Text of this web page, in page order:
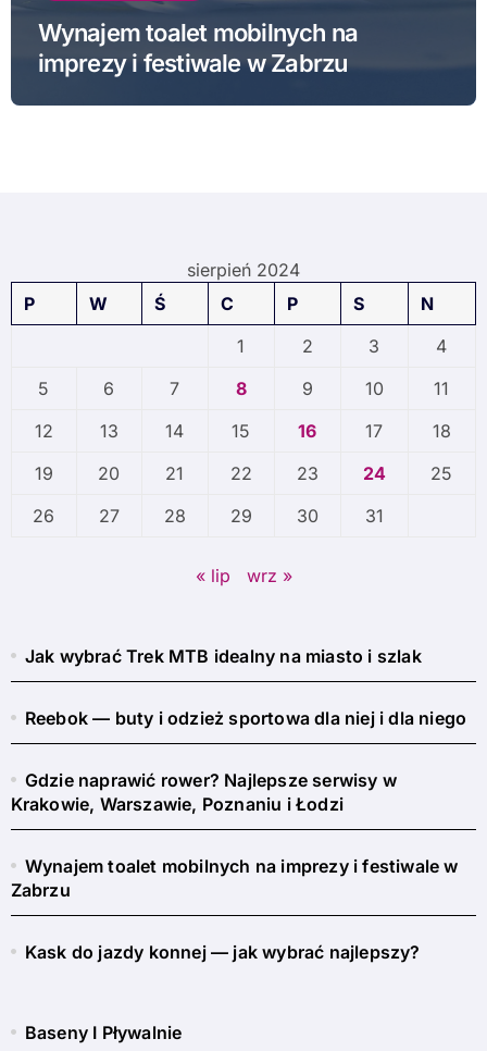
Wynajem toalet mobilnych na
imprezy i festiwale w Zabrzu
sierpień 2024
P
W Ś C P S
N
1
2 3
4
5
6 7 8 9 10
11
12
13 14 15 16 17
18
19
20 21 22 23 24
25
26
27 28 29 30 31
« lip wrz »
Jak wybrać Trek MTB idealny na miasto i szlak
Reebok — buty i odzież sportowa dla niej i dla niego
Gdzie naprawić rower? Najlepsze serwisy w
Krakowie, Warszawie, Poznaniu i Łodzi
Wynajem toalet mobilnych na imprezy i festiwale w
Zabrzu
Kask do jazdy konnej — jak wybrać najlepszy?
Baseny I Pływalnie